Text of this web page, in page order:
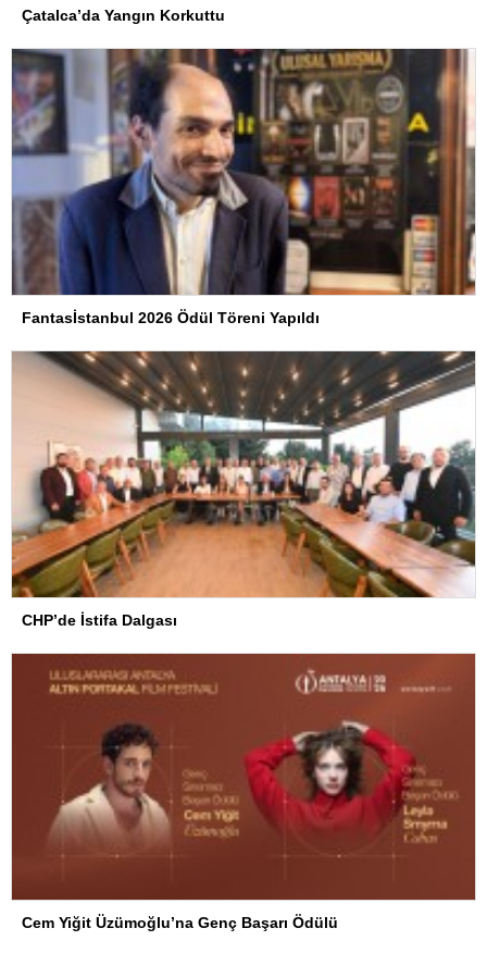
Çatalca’da Yangın Korkuttu
Fantasİstanbul 2026 Ödül Töreni Yapıldı
CHP’de İstifa Dalgası
Cem Yiğit Üzümoğlu’na Genç Başarı Ödülü